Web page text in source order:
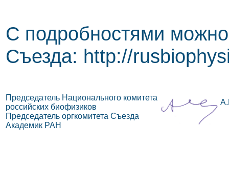
С подробностями
Съезда: http://
Председатель Национального комитета
российских биофизиков
Председатель оргкомитета Съезда
Академик РАН